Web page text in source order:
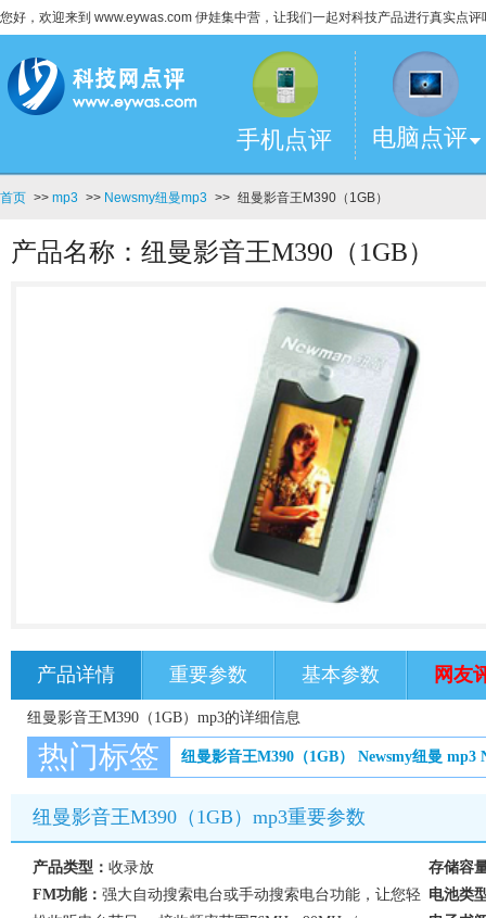
您好，欢迎来到 www.eywas.com 伊娃集中营，让我们一起对科技产品进行真实点评
手机点评 电脑点评
首页 >> mp3 >> Newsmy纽曼mp3 >> 纽曼影音王M390（1GB）
产品名称：纽曼影音王M390（1GB）
产品详情 重要参数 基本参数 网友
纽曼影音王M390（1GB）mp3的详细信息
热门标签 纽曼影音王M390（1GB） Newsmy纽曼 mp3
纽曼影音王M390（1GB）mp3重要参数
产品类型： 收录放
存储容
FM功能： 强大自动搜索电台或手动搜索电台功能，让您轻 电池类